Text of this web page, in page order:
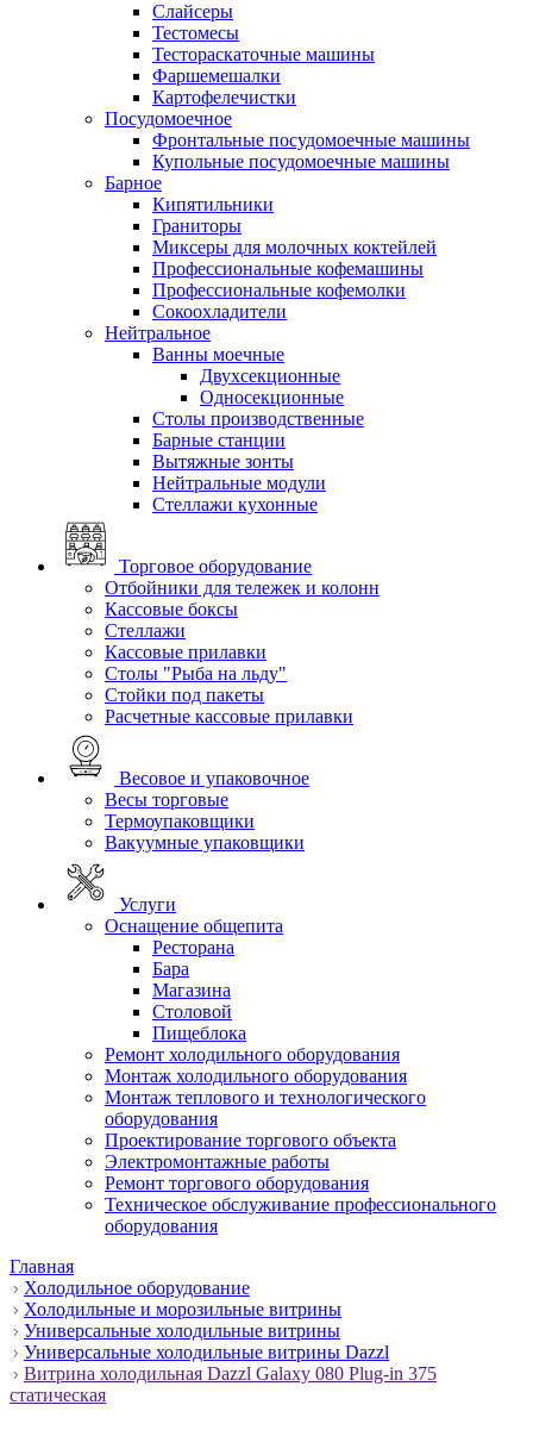
Слайсеры
Тестомесы
Тестораскаточные машины
Фаршемешалки
Картофелечистки
Посудомоечное
Фронтальные посудомоечные машины
Купольные посудомоечные машины
Барное
Кипятильники
Граниторы
Миксеры для молочных коктейлей
Профессиональные кофемашины
Профессиональные кофемолки
Сокоохладители
Нейтральное
Ванны моечные
Двухсекционные
Односекционные
Столы производственные
Барные станции
Вытяжные зонты
Нейтральные модули
Стеллажи кухонные
Торговое оборудование
Отбойники для тележек и колонн
Кассовые боксы
Стеллажи
Кассовые прилавки
Столы "Рыба на льду"
Стойки под пакеты
Расчетные кассовые прилавки
Весовое и упаковочное
Весы торговые
Термоупаковщики
Вакуумные упаковщики
Услуги
Оснащение общепита
Ресторана
Бара
Магазина
Столовой
Пищеблока
Ремонт холодильного оборудования
Монтаж холодильного оборудования
Монтаж теплового и технологического
оборудования
Проектирование торгового объекта
Электромонтажные работы
Ремонт торгового оборудования
Техническое обслуживание профессионального
оборудования
Главная
Холодильное оборудование
Холодильные и морозильные витрины
Универсальные холодильные витрины
Универсальные холодильные витрины Dazzl
Витрина холодильная Dazzl Galaxy 080 Plug-in 375
статическая